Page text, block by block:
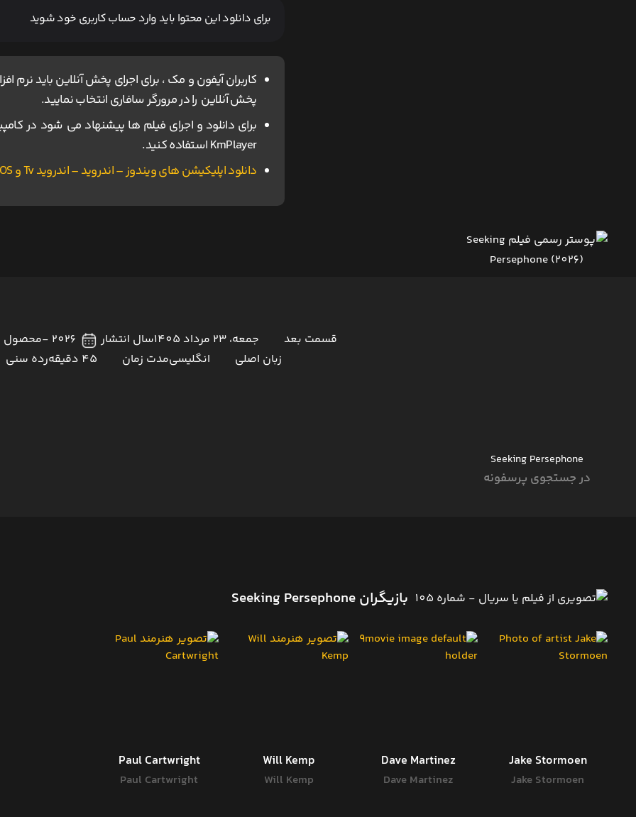
برای دانلود این محتوا باید وارد حساب کاربری خود شوید
پخش آنلاین را در مرورگر سافاری انتخاب نمایید.
KmPlayer استفاده کنید.
دانلود اپلیکیشن های ویندوز – اندروید – اندروید Tv و IOS ناین مووی.
Seeking Persephone
در جستجوی پرسفونه
قسمت بعد جمعه، 23 مرداد 1405 سال انتشار 2026 - محصول
زبان اصلی
انگلیسیمدت زمان 45 دقیقه رده سنی
بازیگران Seeking Persephone
Jake Stormoen
Jake Stormoen
Dave Martinez
Dave Martinez
Will Kemp
Will Kemp
Paul Cartwright
Paul Cartwright